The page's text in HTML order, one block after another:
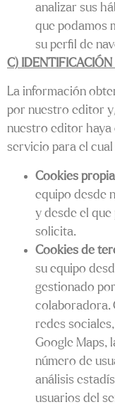
analizar sus
que podamos
su perfil de
C)
La información
por nuestro editor
nuestro editor
servicio para el
Cookies
equipo desde
y desde el
solicita.
Cookies de
su equipo
gestionado
colaboradora.
redes
Google Maps,
número de
análisis
usuarios del